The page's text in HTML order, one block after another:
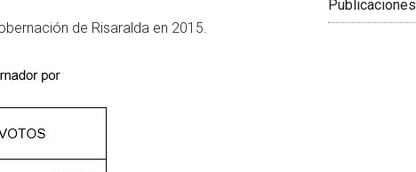
de Risaralda en 2015.
Publicaciones